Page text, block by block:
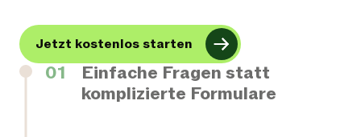
Jetzt kostenlos starten
01
Einfache Fragen statt
komplizierte Formulare